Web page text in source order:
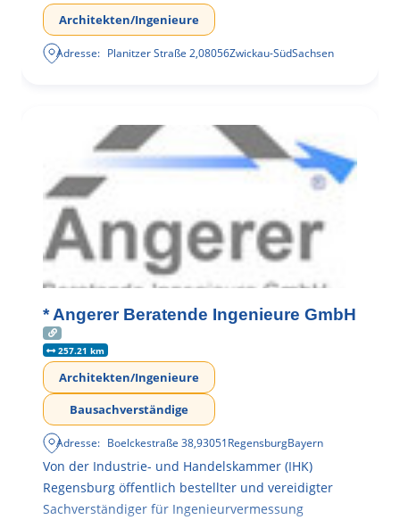
Architekten/Ingenieure
Adresse: Planitzer Straße 2,08056Zwickau-SüdSachsen
* Angerer Beratende Ingenieure GmbH
257.21 km
Architekten/Ingenieure
Bausachverständige
Adresse: Boelckestraße 38,93051RegensburgBayern
Von der Industrie- und Handelskammer (IHK)
Regensburg öffentlich bestellter und vereidigter
Sachverständiger für Ingenieurvermessung